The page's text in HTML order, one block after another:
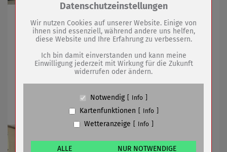
Öffentliches Interessenbekundungsverfahren für die
Bewirtschaftung ab Januar 2026 gestartet
16.10.2025 mehr
Böblingen begangen
Zum Betrieb der Seite notwendige Cookies /
Name
PHP Session Cookie
Anbieter
Eigentümer dieser Website (Wenko-
Wenselaar GmbH & Co. KG)
Absicherung Kontaktformular / SPAM
Cookiespeicherung Entscheidungscookie
Anbieter
Eigentümer dieser Website (Wenko-
Wenselaar GmbH & Co. KG)
Datenschutzeinstellungen
Wir nutzen Cookies auf unserer Website. Einige von
ihnen sind essenziell, während andere uns helfen,
diese Website und Ihre Erfahrung zu verbessern.
Ich bin damit einverstanden und kann meine
Einwilligung jederzeit mit Wirkung für die Zukunft
widerrufen oder ändern.
Notwendig Info
Kartenfunktionen Info
Wetteranzeige Info
ALLE
NUR NOTWENDIGE